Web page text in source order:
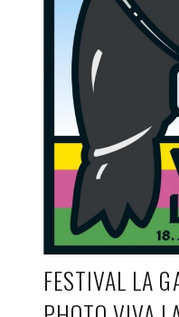
FESTIVAL LA